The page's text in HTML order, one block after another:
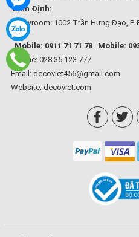
Bình Định:
Showroom: 1002 Trần Hưng Đạo, P.
Mobile: 0911 71 71 78
Mobile:
Hotline: 028 35 123 777
Email: decoviet456@gmail.com
Website: decoviet.com